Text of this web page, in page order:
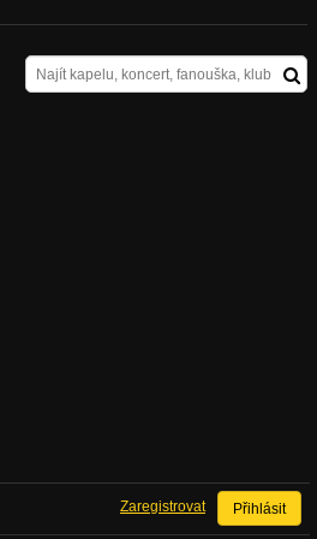
Přihlásit
Zaregistrovat